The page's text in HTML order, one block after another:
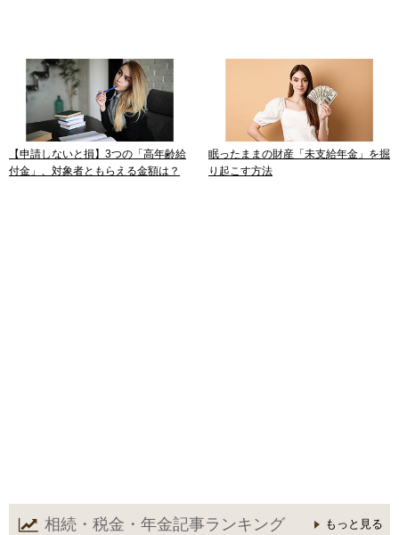
【申請しないと損】3つの「高年齢給
付金」、対象者ともらえる金額は？
眠ったままの財産「未支給年金」を掘
り起こす方法
相続・税金・年金記事ランキング もっと見る